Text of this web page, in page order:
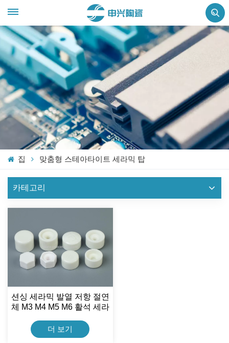
집 맞춤형 스테아타이트 세라믹 탑
카테고리
션싱 세라믹 발열 저항 절연
체 M3 M4 M5 M6 활석 세라
더 보기